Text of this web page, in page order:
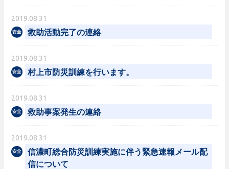
2019.08.31
救助活動完了の連絡
2019.08.31
村上市防災訓練を行います。
2019.08.31
救助事案発生の連絡
2019.08.31
信濃町総合防災訓練実施に伴う緊急速報メール配
信について